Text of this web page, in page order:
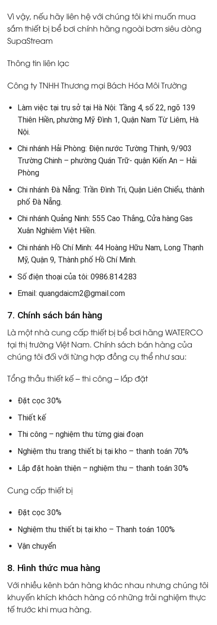
Vì vậy, nếu hãy liên hệ với chúng tôi khi muốn mua
sắm thiết bị bể bơi chính hãng ngoài bơm siêu dòng
SupaStream
Thông tin liên lạc
Công ty TNHH Thương mại Bách Hóa Môi Trường
Làm việc tại trụ sở tại Hà Nội: Tầng 4, số 22, ngõ 139
Thiên Hiền, phường Mỹ Đình 1, Quận Nam Từ Liêm, Hà
Nội.
Chi nhánh Hải Phòng: Điện nước Tường Thịnh, 9/903
Trường Chinh – phường Quán Trữ- quận Kiến An – Hải
Phòng
Chi nhánh Đà Nẵng: Trần Đình Tri, Quận Liên Chiểu, thành
phố Đà Nẵng.
Chi nhánh Quảng Ninh: 555 Cao Thắng, Cửa hàng Gas
Xuân Nghiêm Việt Hiền.
Chi nhánh Hồ Chí Minh: 44 Hoàng Hữu Nam, Long Thạnh
Mỹ, Quận 9, Thành phố Hồ Chí Minh.
Số điện thoại của tôi: 0986.814.283
Email: quangdaicm2@gmail.com
7. Chính sách bán hàng
Là một nhà cung cấp thiết bị bể bơi hãng WATERCO
tại thị trường Việt Nam. Chính sách bán hàng của
chúng tôi đối với từng hợp đồng cụ thể như sau:
Tổng thầu thiết kế – thi công – lắp đặt
Đặt cọc 30%
Thiết kế
Thi công – nghiệm thu từng giai đoạn
Nghiệm thu trang thiết bị tại kho – thanh toán 70%
Lắp đặt hoàn thiện – nghiệm thu – thanh toán 30%
Cung cấp thiết bị
Đặt cọc 30%
Nghiệm thu thiết bị tại kho – Thanh toán 100%
Vận chuyển
8. Hình thức mua hàng
Với nhiều kênh bán hàng khác nhau nhưng chúng tôi
khuyến khích khách hàng có những trải nghiệm thực
tế trước khi mua hàng.